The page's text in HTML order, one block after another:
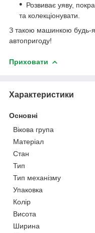
Розвиває уяву,
та колекціонувати.
З такою машинкою будь-
автопригоду!
Приховати
Характеристики
Основні
Вікова група
Матеріал
Стан
Тип
Тип механізму
Упаковка
Колір
Висота
Ширина